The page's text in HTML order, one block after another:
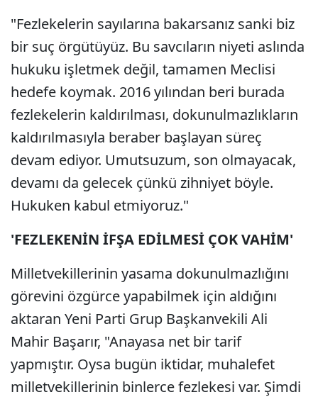
"Fezlekelerin sayılarına bakarsanız sanki biz
bir suç örgütüyüz. Bu savcıların niyeti aslında
hukuku işletmek değil, tamamen Meclisi
hedefe koymak. 2016 yılından beri burada
fezlekelerin kaldırılması, dokunulmazlıkların
kaldırılmasıyla beraber başlayan süreç
devam ediyor. Umutsuzum, son olmayacak,
devamı da gelecek çünkü zihniyet böyle.
Hukuken kabul etmiyoruz."
'FEZLEKENİN İFŞA EDİLMESİ ÇOK VAHİM'
Milletvekillerinin yasama dokunulmazlığını
görevini özgürce yapabilmek için aldığını
aktaran Yeni Parti Grup Başkanvekili Ali
Mahir Başarır, "Anayasa net bir tarif
yapmıştır. Oysa bugün iktidar, muhalefet
milletvekillerinin binlerce fezlekesi var. Şimdi